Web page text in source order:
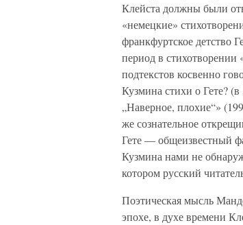
Клейста должны были
«немецкие»
франкфуртское детство
период в стихотворении
подтекстов косвенно
Кузмина стихи о Гете?
„Наверное, плохие“»
же сознательное
Гете — общеизвестный
Кузмина нами не
котором русский
Поэтическая мысль
эпохе, в духе времени